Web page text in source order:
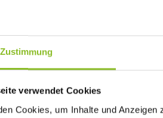
Zustimmung
verwendet Cookies
Cookies, um Inhalte und
Frastanz-Hofen
Samina".